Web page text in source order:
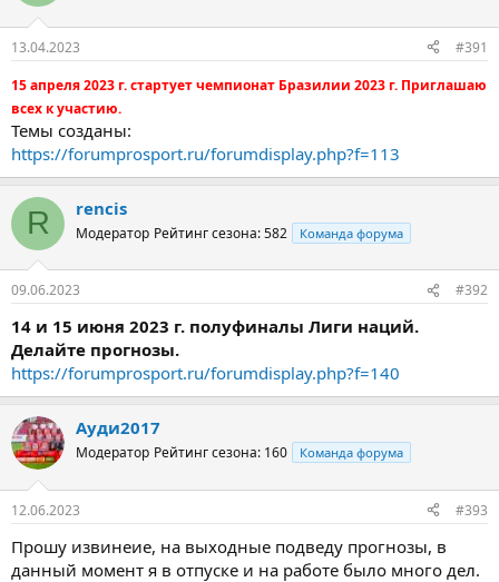
13.04.2023
#391
15 апреля 2023 г. стартует чемпионат Бразилии 2023 г. Приглашаю
всех к участию.
Темы созданы:
https://forumprosport.ru/forumdisplay.php?f=113
R rencis
Модератор Рейтинг сезона: 582 Команда форума
09.06.2023 #392
14 и 15 июня 2023 г. полуфиналы Лиги наций.
Делайте прогнозы.
https://forumprosport.ru/forumdisplay.php?f=140
Ауди2017
Модератор Рейтинг сезона: 160 Команда форума
12.06.2023 #393
Прошу извинеие, на выходные подведу прогнозы, в
данный момент я в отпуске и на работе было много дел.